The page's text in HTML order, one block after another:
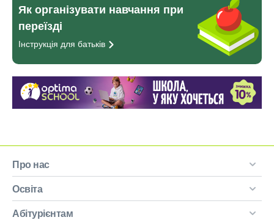
Як організувати навчання при
переїзді
Інструкція для батьків
Про нас
Освіта
Абітурієнтам